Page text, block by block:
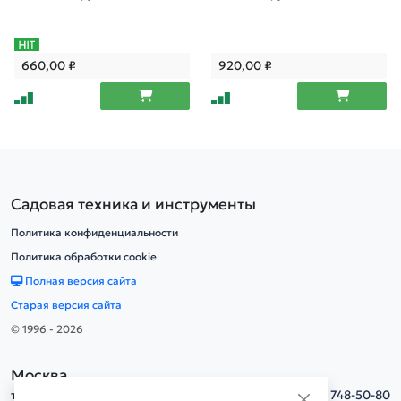
660,00₽ 920,00₽
Садовая техника и инструменты
Политика конфиденциальности
Политика обработки cookie
Полная версия сайта
Старая версия сайта
© 1996 - 2026
Москва
тел. +7(495) 748-50-80